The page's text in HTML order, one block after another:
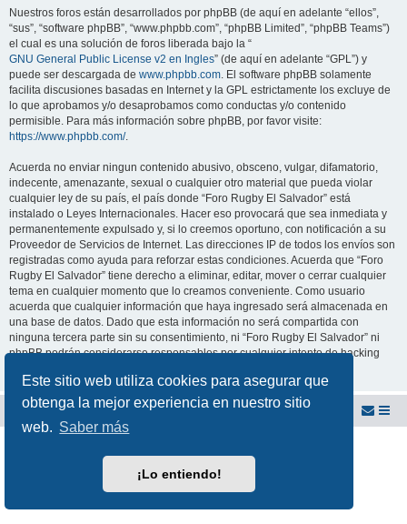
Este sitio web utiliza cookies para asegurar que
obtenga la mejor experiencia en nuestro sitio
web. Saber más
¡Lo entiendo!
Nuestros foros están desarrollados por phpBB (de aquí en adelante “ellos”,
“sus”, “software phpBB”, “www.phpbb.com”, “phpBB Limited”, “phpBB Teams”)
el cual es una solución de foros liberada bajo la “
GNU General Public License v2 en Ingles” (de aquí en adelante “GPL”) y
puede ser descargada de www.phpbb.com. El software phpBB solamente
facilita discusiones basadas en Internet y la GPL estrictamente los excluye de
lo que aprobamos y/o desaprobamos como conductas y/o contenido
permisible. Para más información sobre phpBB, por favor visite:
https://www.phpbb.com/.
Acuerda no enviar ningun contenido abusivo, obsceno, vulgar, difamatorio,
indecente, amenazante, sexual o cualquier otro material que pueda violar
cualquier ley de su país, el país donde “Foro Rugby El Salvador” está
instalado o Leyes Internacionales. Hacer eso provocará que sea inmediata y
permanentemente expulsado y, si lo creemos oportuno, con notificación a su
Proveedor de Servicios de Internet. Las direcciones IP de todos los envíos son
registradas como ayuda para reforzar estas condiciones. Acuerda que “Foro
Rugby El Salvador” tiene derecho a eliminar, editar, mover o cerrar cualquier
tema en cualquier momento que lo creamos conveniente. Como usuario
acuerda que cualquier información que haya ingresado será almacenada en
una base de datos. Dado que esta información no será compartida con
ninguna tercera parte sin su consentimiento, ni “Foro Rugby El Salvador” ni
phpBB podrán considerarse responsables por cualquier intento de hacking
Foro Rugby El Salvador Foro del Club de Rugby El Salvador
phpBB España
Privacidad|Condiciones